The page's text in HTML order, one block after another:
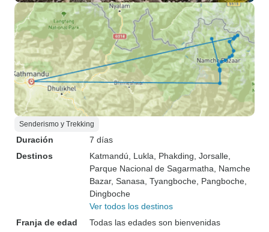
Senderismo y Trekking
Duración
7 días
Destinos
Katmandú , Lukla , Phakding , Jorsalle
Parque Nacional de Sagarmatha , Namche
Bazar, Sanasa , Tyangboche , Pangboche
Dingboche
Ver todos los destinos
Franja de edad
Todas las edades son bienvenidas